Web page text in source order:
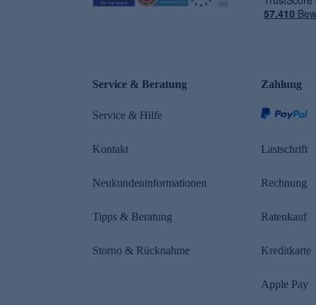
Service & Beratung
Service & Hilfe
Kontakt
Neukundeninformationen
Tipps & Beratung
Storno & Rücknahme
Zahlung
Lastschrift
Rechnung
Ratenkauf
Kreditkarte
Apple Pay